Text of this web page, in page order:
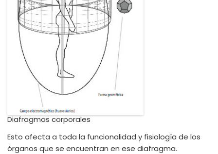
Diafragmas corporales
Esto afecta a toda la funcionalidad y fisiología de los
órganos que se encuentran en ese diafragma.